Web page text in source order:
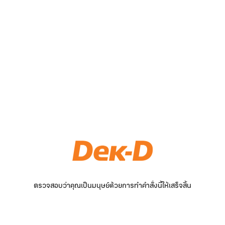
ตรวจสอบว่าคุณเป็นมนุษย์ด้วยการทำคำสั่งนี้ให้เสร็จสิ้น